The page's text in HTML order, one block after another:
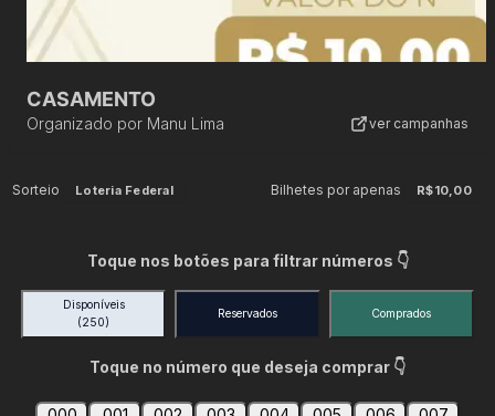
CASAMENTO
Organizado por Manu Lima ver campanhas
Sorteio Loteria Federal Bilhetes por apenas R$10,00
Toque nos botões para filtrar números 👇
Disponíveis
(250)
Reservados Comprados
Toque no número que deseja comprar 👇